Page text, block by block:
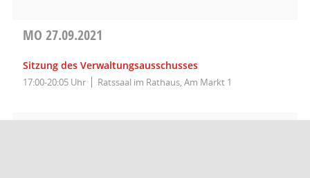
MO 27.09.2021
Sitzung des Verwaltungsausschusses
17:00-20:05 Uhr Ratssaal im Rathaus, Am Markt 1